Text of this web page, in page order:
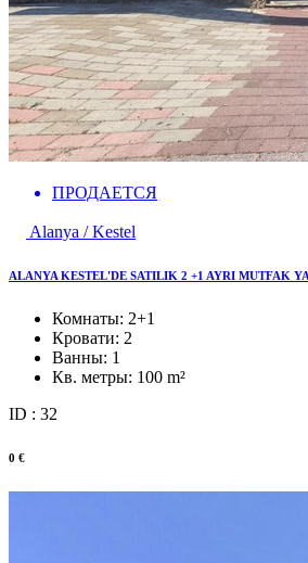
ПРОДАЕТСЯ
Alanya / Kestel
ALANYA KESTEL'DE SATILIK 2 +1 AYRI MUTFAK
Комнаты: 2+1
Кровати: 2
Ванны: 1
Кв. метры: 100 m²
ID : 32
0 €